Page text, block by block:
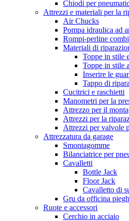
Chiodi per
Attrezzi e materiali per la
Air Chucks
Pompa idraulica ad
Rompi-perline
Materiali di
Toppe in stile
Toppe in stile
Inserire le
Tappo di
Cucitrici e raschietti
Manometri per la
Attrezzo per il
Attrezzi per la
Attrezzi per valvole
Attrezzatura da garage
Smontagomme
Bilanciatrice per
Cavalletti
Bottle Jack
Floor Jack
Cavalletto di
Gru da officina
Ruote e accessori
Cerchio in acciaio